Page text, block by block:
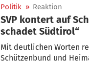
Politik » Reaktion
SVP kontert auf
schadet Südtirol“
Mit deutlichen Worten
Schützenbund und